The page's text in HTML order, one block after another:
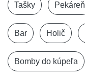
Tašky Pekáreň
Bar Holič
Bomby do kúpeľa